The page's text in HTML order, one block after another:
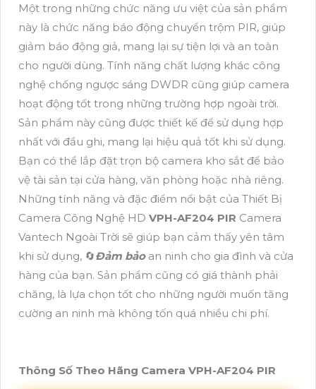
Một trong những chức năng ưu việt của sản phẩm
này là chức năng báo động chuyển trộm PIR, giúp
giảm báo động giả, mang lại sự tiện lợi và an toàn
cho người dùng. Tính năng chất lượng khác công
nghệ chống ngược sáng DWDR cũng giúp camera
hoạt động tốt trong những trường hợp ngoài trời.
Sản phẩm này cũng được thiết kế để sử dụng hợp
nhất với đầu ghi, mang lại hiệu quả tốt khi sử dụng.
Bạn có thể lắp đặt trọn bộ camera kho sắt để bảo
vệ tài sản tại cửa hàng, văn phòng hoặc nhà riêng.
Những tính năng và đặc điểm nổi bật của Thiết Bị
Camera Công Nghệ HD VPH-AF204 PIR Camera
Vantech Ngoài Trời sẽ giúp bạn cảm thấy yên tâm
khi sử dụng, 🔄Đảm bảoan ninh cho gia đình và cửa
hàng của bạn. Sản phẩm cũng có giá thành phải
chăng, là lựa chọn tốt cho những người muốn tăng
cường an ninh mà không tốn quá nhiều chi phí.
Thông Số Theo Hãng Camera VPH-AF204 PIR